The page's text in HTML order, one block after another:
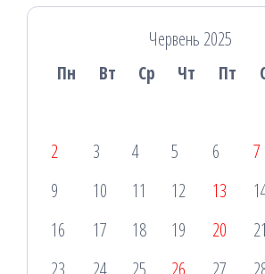
Червень 2025
Пн
Вт Ср Чт Пт
2
3 4 5 6 7
9
10 11 12 13
16
17 18 19 20 21